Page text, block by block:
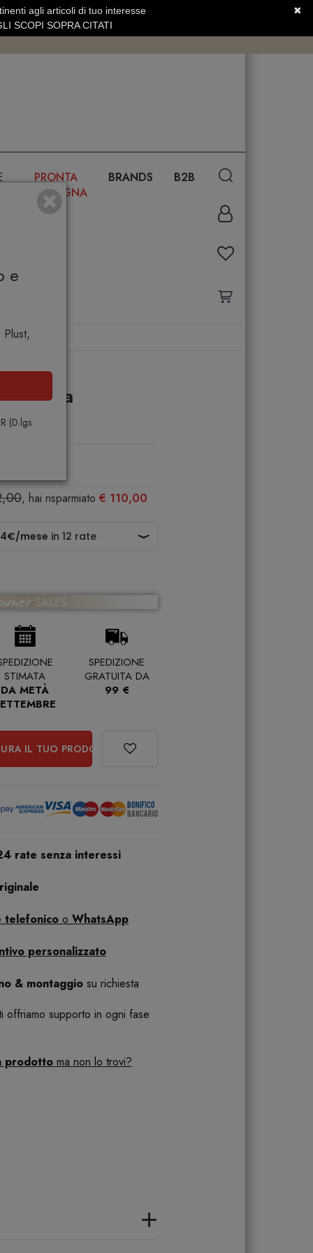
e
(D.lgs
SERVIZIO CLIENTI +39.0773.470.562
PRONTA
CONSEGNA
BRANDS B2B
, hai risparmiato € 110,00
STIMATA
DA METÀ
SPEDIZIONE
GRATUITA DA
99 €
IL TUO PRODOTTO
rate senza interessi
telefonico o WhatsApp
personalizzato
& montaggio su richiesta
offriamo supporto in ogni fase
prodotto ma non lo trovi?
+
✖
agli articoli di tuo interesse
SCOPI SOPRA CITATI